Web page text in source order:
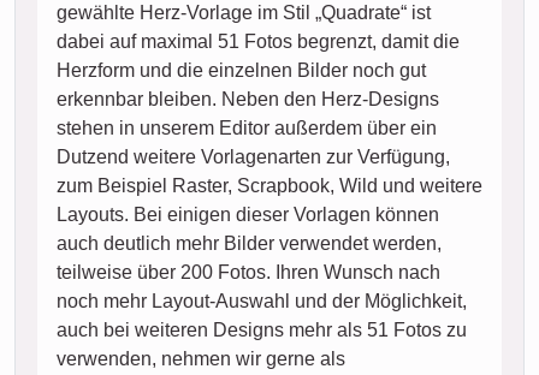
gewählte Herz-Vorlage im Stil „Quadrate“ ist
dabei auf maximal 51 Fotos begrenzt, damit die
Herzform und die einzelnen Bilder noch gut
erkennbar bleiben. Neben den Herz-Designs
stehen in unserem Editor außerdem über ein
Dutzend weitere Vorlagenarten zur Verfügung,
zum Beispiel Raster, Scrapbook, Wild und weitere
Layouts. Bei einigen dieser Vorlagen können
auch deutlich mehr Bilder verwendet werden,
teilweise über 200 Fotos. Ihren Wunsch nach
noch mehr Layout-Auswahl und der Möglichkeit,
auch bei weiteren Designs mehr als 51 Fotos zu
verwenden, nehmen wir gerne als